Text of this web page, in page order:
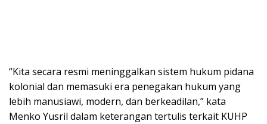
“Kita secara resmi meninggalkan sistem hukum pidana
kolonial dan memasuki era penegakan hukum yang
lebih manusiawi, modern, dan berkeadilan,” kata
Menko Yusril dalam keterangan tertulis terkait KUHP